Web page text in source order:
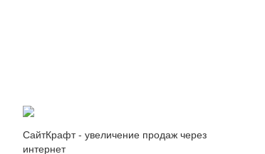
СайтКрафт - увеличение продаж через
интернет